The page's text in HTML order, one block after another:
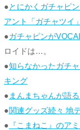
●とにかくガチャピ
アント「ガチャツイ」
●ガチャピンが
ロイドは…。
●知らなかったガチ
キング
● まんまちゃんが語
●関連グッズ続々 地
● 『こまねこ』のア